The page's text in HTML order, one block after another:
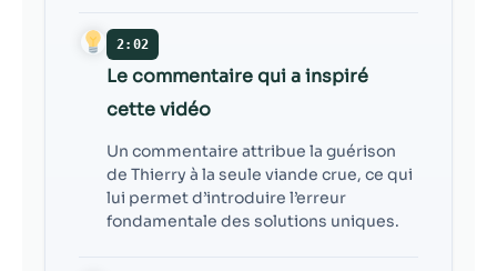
2:02
Le commentaire qui a inspiré
cette vidéo
Un commentaire attribue la guérison
de Thierry à la seule viande crue, ce qui
lui permet d’introduire l’erreur
fondamentale des solutions uniques.